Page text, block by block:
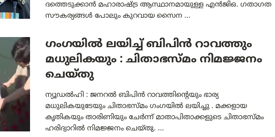
ദത്തെടുക്കാൻ മഹാരാഷ്ട്ര ആസ്ഥാനമായുള്ള എൻജിഒ. ഗതാഗത
സൗകര്യങ്ങൾ പോലും കുറവായ സൈന ...
ഗംഗയിൽ ലയിച്ച് ബിപിൻ റാവത്തും
മധുലികയും : ചിതാഭസ്മം നിമജ്ജനം
ചെയ്തു
ന്യൂഡല്‍ഹി : ജനറല്‍ ബിപിന്‍ റാവത്തിന്റെയും ഭാര്യ
മധുലികയുടേയും ചിതാഭസ്മം ഗംഗയില്‍ ലയിച്ചു . മക്കളായ
കൃതികയും താരിണിയും ചേര്‍ന്ന് മാതാപിതാക്കളുടെ ചിതാഭസ്മം
ഹരിദ്വാറില്‍ നിമജ്ജനം ചെയ്തു. ...